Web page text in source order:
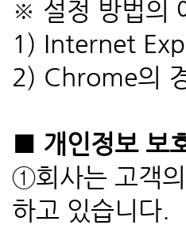
※ 설정 방법의
1) Internet
2) Chrome의
■ 개인정보 보
①회사는 고객
하고 있습니다.